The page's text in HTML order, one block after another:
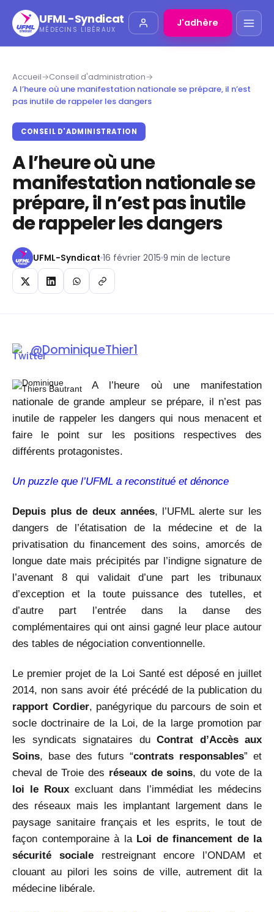
UFML-Syndicat
MÉDECINS LIBÉRAUX
J'adhère
Accueil→Conseil d'administration→
A l’heure où une manifestation nationale se prépare, il n’est
pas inutile de rappeler les dangers
CONSEIL D'ADMINISTRATION
A l’heure où une
manifestation nationale se
prépare, il n’est pas inutile
de rappeler les dangers
UFML-Syndicat 16 février 2015 9 min de lecture
@DominiqueThier1
A l’heure où une manifestation
nationale de grande ampleur se prépare, il n’est pas
inutile de rappeler les dangers qui nous menacent et
faire le point sur les positions respectives des
différents protagonistes.
Un puzzle que l’UFML a reconstitué et dénonce
Depuis plus de deux années, l’UFML alerte sur les
dangers de l’étatisation de la médecine et de la
privatisation du financement des soins, amorcés de
longue date mais précipités par l’indigne signature de
l’avenant 8 qui validait d’une part les tribunaux
d’exception et la toute puissance des tutelles, et
d’autre part l’entrée dans la danse des
complémentaires qui ont ainsi gagné leur place autour
des tables de négociation conventionnelle.
Le premier projet de la Loi Santé est déposé en juillet
2014, non sans avoir été précédé de la publication du
rapport Cordier, panégyrique du parcours de soin et
socle doctrinaire de la Loi, de la large promotion par
les syndicats signataires du Contrat d’Accès aux
Soins, base des futurs “contrats responsables” et
cheval de Troie des réseaux de soins, du vote de la
loi le Roux excluant dans l’immédiat les médecins
des réseaux mais les implantant largement dans le
paysage sanitaire français et les esprits, le tout de
façon contemporaine à la Loi de financement de la
sécurité socialerestreignant encore l’ONDAM et
clouant au pilori les soins de ville, autrement dit la
médecine libérale.